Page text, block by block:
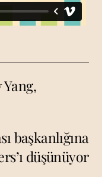
başkanlığına
düşünüyor